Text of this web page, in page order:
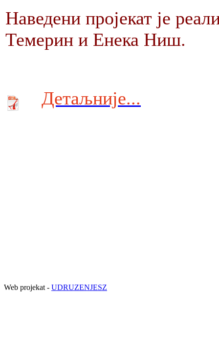
Наведени пројекат је
Темерин и Енека Ниш.
Детаљније...
Web projekat - UDRUZENJESZ